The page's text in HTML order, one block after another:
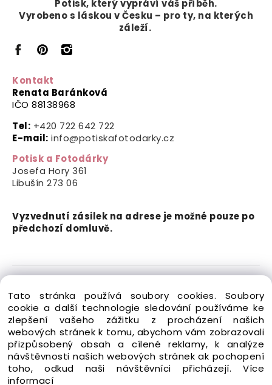
Potisk, který vyprávíváš příběh.
Vyrobeno s láskou v Česku – pro ty, na kterých
záleží.
Kontakt
Renata Baránková
IČO 88138968
Tel: +420 722 642 722
E-mail: info@potiskafotodarky.cz
Potisk a Fotodárky
Josefa Hory 361
Libušín 273 06
Vyzvednutí zásilek na adrese je možné pouze po
předchozí domluvě.
práva vyhrazena.
Vytvořeno systémem ClickEshop.cz
Tato stránka používá soubory cookies. Soubory
cookie a další technologie sledování používáme ke
zlepšení vašeho zážitku z procházení našich
webových stránek k tomu, abychom vám zobrazovali
přizpůsobený obsah a cílené reklamy, k analýze
návštěvnosti našich webových stránek ak pochopení
toho, odkud naši návštěvníci přicházejí.Více
informací